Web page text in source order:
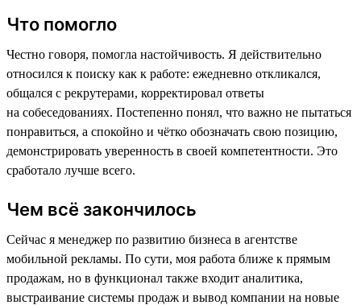
Что помогло
Честно говоря, помогла настойчивость. Я действительно
относился к поиску как к работе: ежедневно откликался,
общался с рекрутерами, корректировал ответы
на собеседованиях. Постепенно понял, что важно не пытаться
понравиться, а спокойно и чётко обозначать свою позицию,
демонстрировать уверенность в своей компетентности. Это
сработало лучше всего.
Чем всё закончилось
Сейчас я менеджер по развитию бизнеса в агентстве
мобильной рекламы. По сути, моя работа ближе к прямым
продажам, но в функционал также входит аналитика,
выстраивание системы продаж и вывод компании на новые